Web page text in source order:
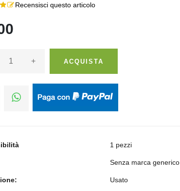
Recensisci questo articolo
+ ACQUISTA
1 pezzi
Senza marca generico
Usato